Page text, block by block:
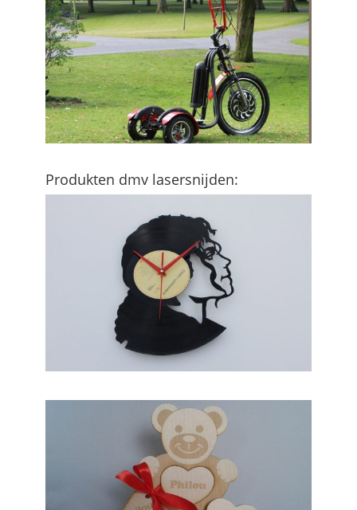
Produkten dmv lasersnijden: